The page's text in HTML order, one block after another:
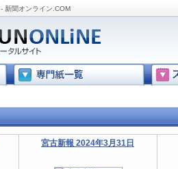
新聞オンライン.COM
宮古新報 2024年3月31日